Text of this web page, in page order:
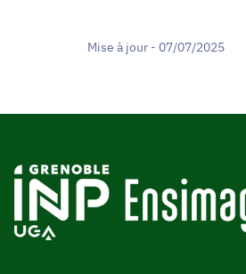
Mise à jour - 07/07/2025